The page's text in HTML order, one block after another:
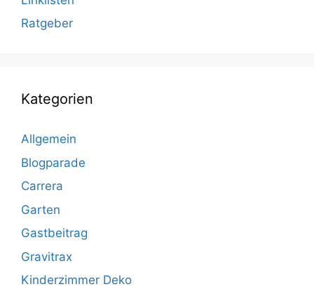
Ratgeber
Kategorien
Allgemein
Blogparade
Carrera
Garten
Gastbeitrag
Gravitrax
Kinderzimmer Deko